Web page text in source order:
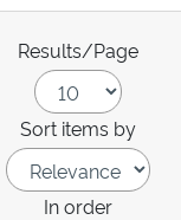
Results/Page
Sort items by
In order